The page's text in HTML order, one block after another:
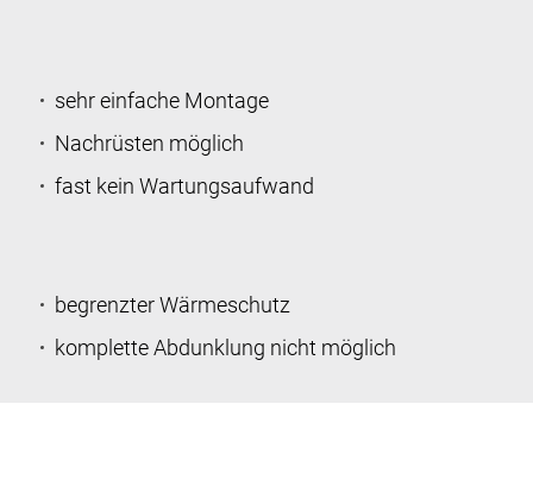
begrenzter Wärmeschutz
komplette Abdunklung nicht möglich
sehr einfache Montage
Nachrüsten möglich
fast kein Wartungsaufwand